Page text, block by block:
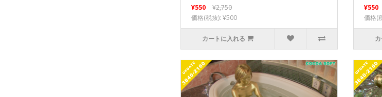
¥550
¥2,750
価格(税抜): ¥500
カートに入れる
¥550
価格(